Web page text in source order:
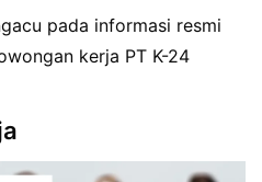
pada informasi resmi
kerja PT K-24